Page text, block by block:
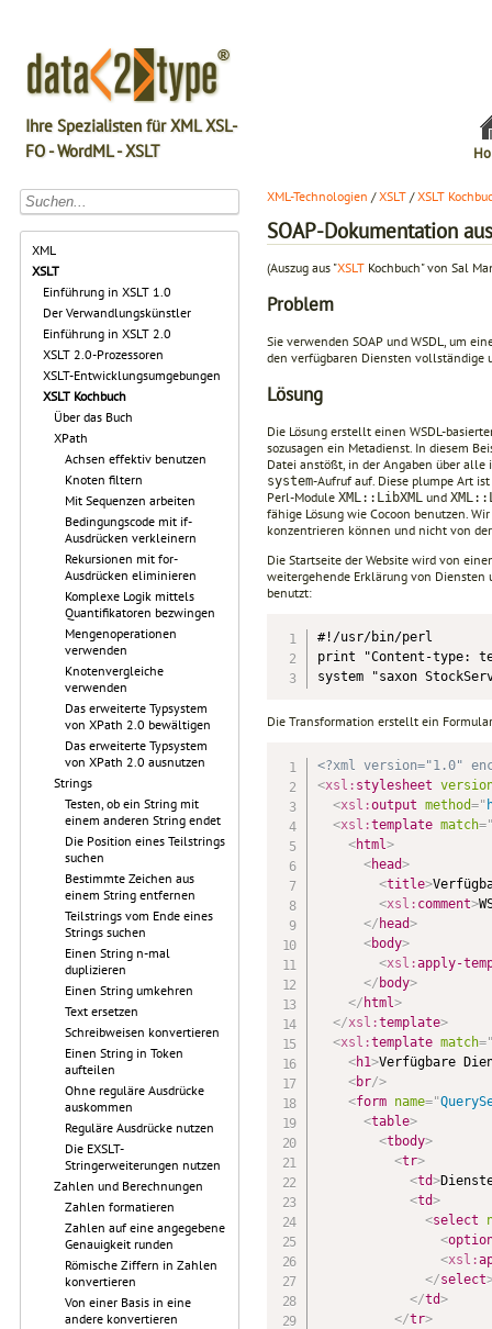
Ihre Spezialisten für XML XSL-
FO - WordML - XSLT
XML
XSLT
Einführung in XSLT 1.0
Der Verwandlungskünstler
Einführung in XSLT 2.0
XSLT 2.0-Prozessoren
XSLT-Entwicklungsumgebungen
XSLT Kochbuch
Über das Buch
XPath
Achsen effektiv benutzen
Knoten filtern
Mit Sequenzen arbeiten
Bedingungscode mit if-
Ausdrücken verkleinern
Rekursionen mit for-
Ausdrücken eliminieren
Komplexe Logik mittels
Quantifikatoren bezwingen
Mengenoperationen
verwenden
Knotenvergleiche
verwenden
Das erweiterte Typsystem
von XPath 2.0 bewältigen
Das erweiterte Typsystem
von XPath 2.0 ausnutzen
Strings
Testen, ob ein String mit
einem anderen String endet
Die Position eines Teilstrings
suchen
Bestimmte Zeichen aus
einem String entfernen
Teilstrings vom Ende eines
Strings suchen
Einen String n-mal
duplizieren
Einen String umkehren
Text ersetzen
Schreibweisen konvertieren
Einen String in Token
aufteilen
Ohne reguläre Ausdrücke
auskommen
Reguläre Ausdrücke nutzen
Die EXSLT-
Stringerweiterungen nutzen
Zahlen und Berechnungen
Zahlen formatieren
Zahlen auf eine angegebene
Genauigkeit runden
Römische Ziffern in Zahlen
konvertieren
Von einer Basis in eine
andere konvertieren
XML-Technologien /XSLT /XSLT
SOAP-Dokumentation
(Auszug aus "XSLT Kochbuch" von Sal
Problem
Sie verwenden SOAP und WSDL, um
den verfügbaren Diensten vollständige
Lösung
Die Lösung erstellt einen WSDL-
sozusagen ein Metadienst. In diesem
Datei anstößt, in der Angaben über
system-Aufruf auf. Diese plumpe Art
Perl-Module XML::LibXML und
fähige Lösung wie Cocoon benutzen.
konzentrieren können und nicht von
Die Startseite der Website wird von
weitergehende Erklärung von Diensten
benutzt:
#!/usr/bin/perl
print "Content-type:
system "saxon
Die Transformation erstellt ein
<?xml version="1.0"
<xsl: stylesheet
<xsl:output method="
<xsl:template match=
<html>
<head>
<title>
<xsl: comment>
</ head>
<body>
<xsl:apply-
</ body>
</ html>
</xsl:template>
<xsl:template match=
<h1>Verfügbare
<br/>
<form name="
<table>
<tbody>
<tr>
<td>
<td>
<select
<
<xsl:
</select
</td>
</tr>